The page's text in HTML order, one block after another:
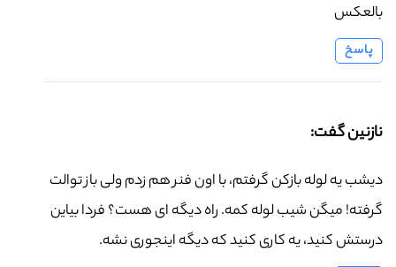
بالعکس
پاسخ
نازنین گفت:
دیشب یه لوله بازکن گرفتم، با اون فنر هم زدم ولی باز توالت
گرفته! میگن شیب لوله کمه. راه دیگه ای هست؟ فردا بیاین
درستش کنید، یه کاری کنید که دیگه اینجوری نشه.